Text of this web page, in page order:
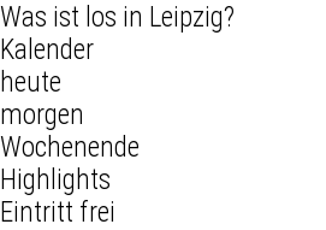
Was ist los in Leipzig?
Kalender
heute
morgen
Wochenende
Highlights
Eintritt frei